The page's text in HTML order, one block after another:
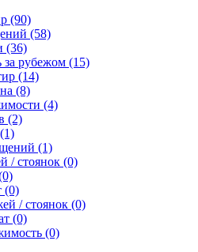
(90)
(58)
(36)
рубежом (15)
(14)
(8)
(4)
(2)
(1)
(1)
/ стоянок (0)
(0)
/ стоянок (0)
(0)
(0)